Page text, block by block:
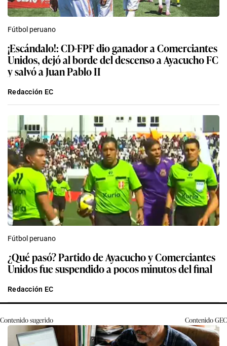
Fútbol peruano
¡Escándalo!: CD-FPF dio ganador a Comerciantes
Unidos, dejó al borde del descenso a Ayacucho FC
y salvó a Juan Pablo II
Redacción EC
Fútbol peruano
¿Qué pasó? Partido de Ayacucho y Comerciantes
Unidos fue suspendido a pocos minutos del final
Redacción EC
Contenido sugerido ContenidoGEC